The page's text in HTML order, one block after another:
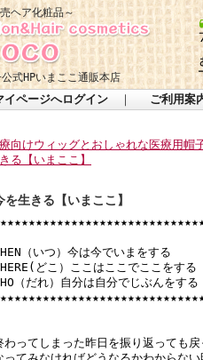
式HPいまここ通販本店
ヘア化粧品～
イページへログイン ｜ ご利用案
向けウィッグとおしゃれな医療用
る【いまここ】
を生きる【いまここ】
（いつ）今は今でいまをする
どこ）ここはここでここをする
（だれ）自分は自分でじぶんをする
わってしまった昨日を振り返っても戻